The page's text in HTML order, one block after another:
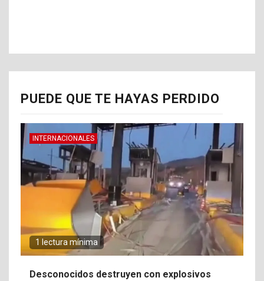
PUEDE QUE TE HAYAS PERDIDO
INTERNACIONALES
1 lectura mínima
Desconocidos destruyen con explosivos